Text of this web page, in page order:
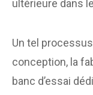
ultérieure dans
Un tel
conception, la
banc d’essai